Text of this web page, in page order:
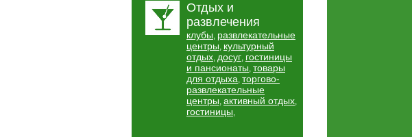
Отдых и
развлечения
клубы, развлекательные
центры, культурный
отдых, досуг, гостиницы
и пансионаты, товары
для отдыха, торгово-
развлекательные
центры, активный отдых,
гостиницы,